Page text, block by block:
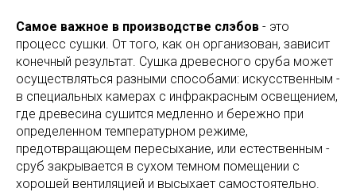
Самое важное в производстве слэбов - это
процесс сушки. От того, как он организован, зависит
конечный результат. Сушка древесного сруба может
осуществляться разными способами: искусственным -
в специальных камерах с инфракрасным освещением,
где древесина сушится медленно и бережно при
определенном температурном режиме,
предотвращающем пересыхание, или естественным -
сруб закрывается в сухом темном помещении с
хорошей вентиляцией и высыхает самостоятельно.